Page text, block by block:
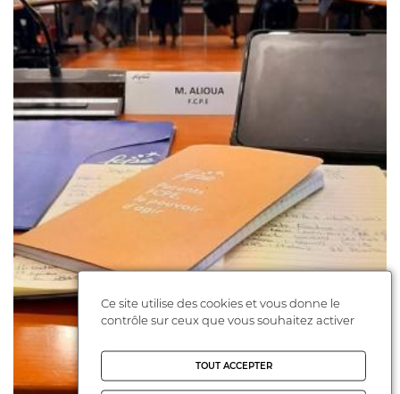
Ce site utilise des cookies et vous donne le
contrôle sur ceux que vous souhaitez activer
TOUT ACCEPTER